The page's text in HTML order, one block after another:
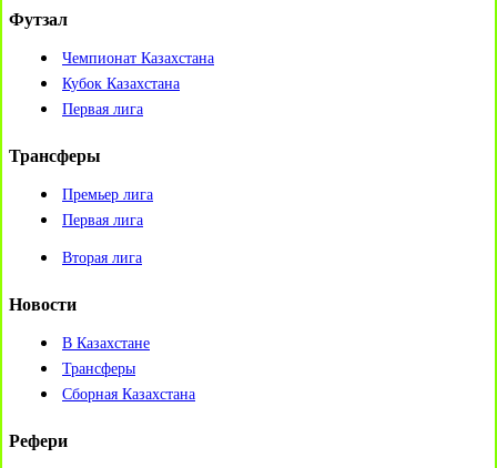
Футзал
Чемпионат Казахстана
Кубок Казахстана
Первая лига
Трансферы
Премьер лига
Первая лига
Вторая лига
Новости
В Казахстане
Трансферы
Сборная Казахстана
Рефери